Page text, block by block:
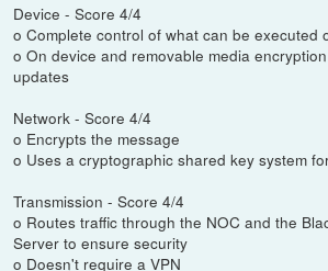
Device - Score 4/4
o Complete control of what can be executed
o On device and removable media
updates
Network - Score 4/4
o Encrypts the message
o Uses a cryptographic shared key system
Transmission - Score 4/4
o Routes traffic through the NOC and the
Server to ensure security
o Doesn't require a VPN